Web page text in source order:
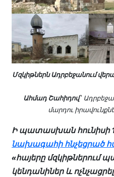
Մզկիթներն Ադրբեջանում
Ահմադ Շահիդով՝
մարդու
Ի պատասխան հունիսի
նախագահի հնչեցրած
«հայերը մզկիթներում
կենդանիներ և